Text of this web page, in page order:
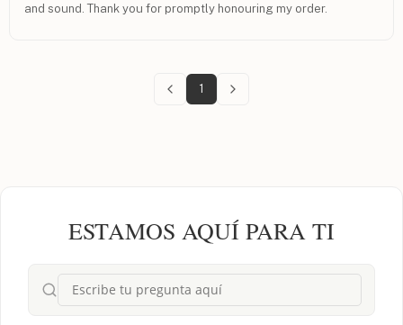
and sound. Thank you for promptly honouring my order.
1
ESTAMOS AQUÍ PARA TI